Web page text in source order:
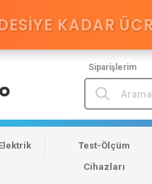
Siparişlerim
KADAR
Test-Ölçüm
Cihazları